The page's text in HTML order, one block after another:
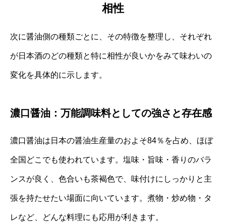
相性
次に醤油側の種類ごとに、その特徴を整理し、それぞれ
が日本酒のどの種類と特に相性が良いかをみて味わいの
変化を具体的に示します。
濃口醤油：万能調味料としての強さと存在感
濃口醤油は日本の醤油生産量のおよそ84％を占め、ほぼ
全国どこでも使われています。塩味・旨味・香りのバラ
ンスが良く、色合いも茶褐色で、味付けにしっかりと主
張を持たせたい場面に向いています。煮物・炒め物・タ
レなど、どんな料理にも応用が利きます。